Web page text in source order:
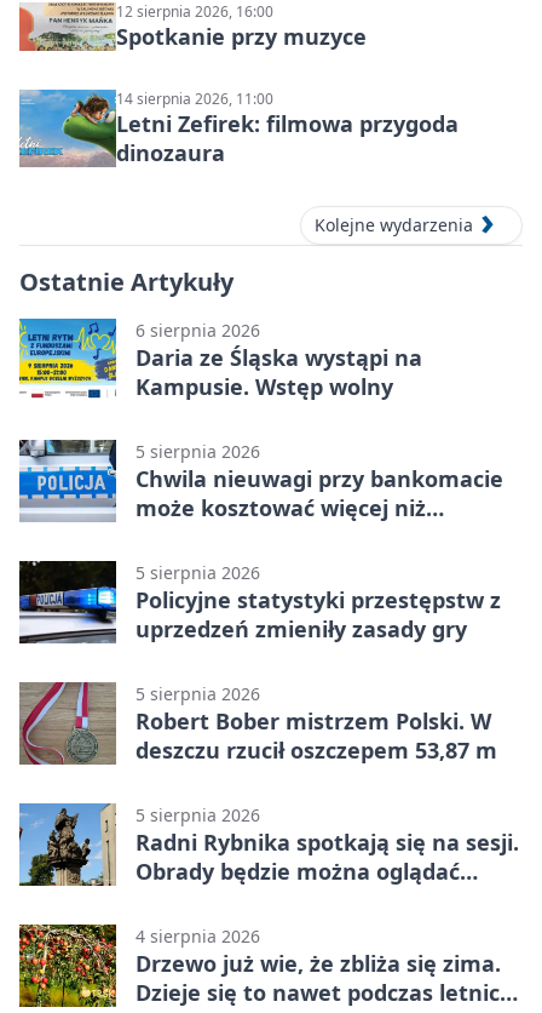
12 sierpnia 2026, 16:00
Spotkanie przy muzyce
14 sierpnia 2026, 11:00
Letni Zefirek: filmowa przygoda
dinozaura
Kolejne wydarzenia
Ostatnie Artykuły
6 sierpnia 2026
Daria ze Śląska wystąpi na
Kampusie. Wstęp wolny
5 sierpnia 2026
Chwila nieuwagi przy bankomacie
może kosztować więcej niż
5 sierpnia 2026
Policyjne statystyki przestępstw z
uprzedzeń zmieniły zasady gry
5 sierpnia 2026
Robert Bober mistrzem Polski. W
deszczu rzucił oszczepem 53,87 m
5 sierpnia 2026
Radni Rybnika spotkają się na sesji.
Obrady będzie można oglądać
4 sierpnia 2026
Drzewo już wie, że zbliża się zima.
Dzieje się to nawet podczas letnich